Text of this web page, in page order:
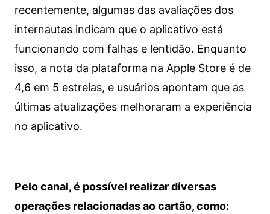
recentemente, algumas das avaliações dos
internautas indicam que o aplicativo está
funcionando com falhas e lentidão. Enquanto
isso, a nota da plataforma na Apple Store é de
4,6 em 5 estrelas, e usuários apontam que as
últimas atualizações melhoraram a experiência
no aplicativo.
Pelo canal, é possível realizar diversas
operações relacionadas ao cartão, como: